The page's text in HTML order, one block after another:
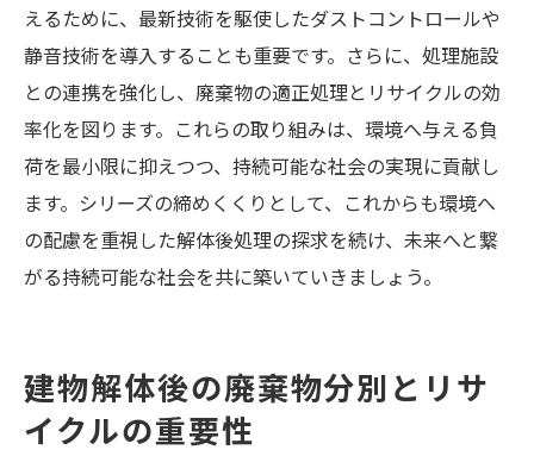
えるために、最新技術を駆使したダストコントロールや
静音技術を導入することも重要です。さらに、処理施設
との連携を強化し、廃棄物の適正処理とリサイクルの効
率化を図ります。これらの取り組みは、環境へ与える負
荷を最小限に抑えつつ、持続可能な社会の実現に貢献し
ます。シリーズの締めくくりとして、これからも環境へ
の配慮を重視した解体後処理の探求を続け、未来へと繋
がる持続可能な社会を共に築いていきましょう。
建物解体後の廃棄物分別とリサ
イクルの重要性